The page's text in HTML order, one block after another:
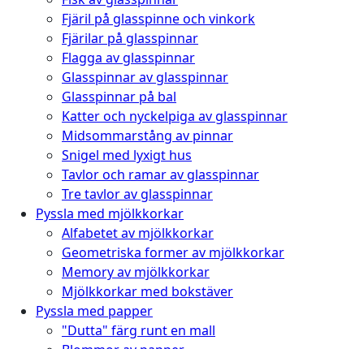
Fjäril på glasspinne och vinkork
Fjärilar på glasspinnar
Flagga av glasspinnar
Glasspinnar av glasspinnar
Glasspinnar på bal
Katter och nyckelpiga av glasspinnar
Midsommarstång av pinnar
Snigel med lyxigt hus
Tavlor och ramar av glasspinnar
Tre tavlor av glasspinnar
Pyssla med mjölkkorkar
Alfabetet av mjölkkorkar
Geometriska former av mjölkkorkar
Memory av mjölkkorkar
Mjölkkorkar med bokstäver
Pyssla med papper
"Dutta" färg runt en mall